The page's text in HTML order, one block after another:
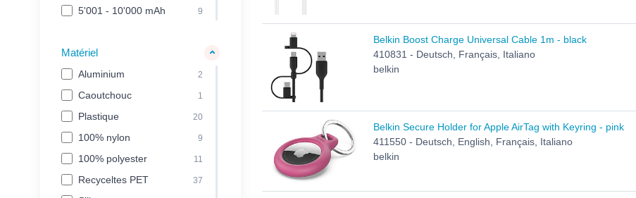
iPhone 11 Pro 8
iPhone 12 / 12 Pro
iPhone 12 mini 19
iPhone 12 Pro Max 19
iPhone 13 24
iPhone 13 mini 24
iPhone 13 Pro 24
iPhone 13 Pro Max 24
5'001 - 10'000 mAh 9
Matériel
Aluminium 2
Caoutchouc 1
Plastique 20
100% nylon 9
100% polyester 11
Recyceltes PET 37
Belkin Boost Charge Universal Cable 1m - black
410831 - Deutsch, Français, Italiano
belkin
Belkin Secure Holder for Apple AirTag with Keyring - pink
411550 - Deutsch, English, Français, Italiano
belkin